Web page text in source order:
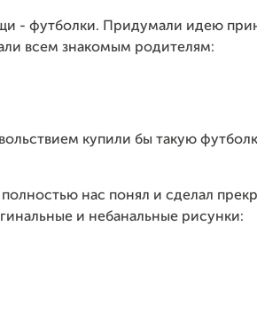
- футболки. Придумали идею
всем знакомым родителям:
купили бы такую
нас понял и сделал
и небанальные рисунки: